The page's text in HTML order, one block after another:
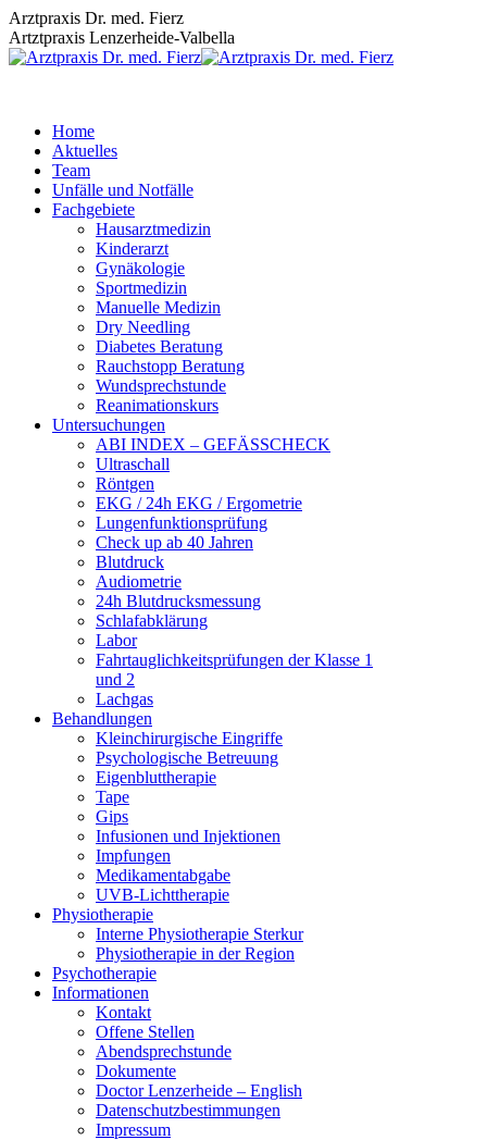
Zum
Inhalt
springen
Arztpraxis Dr. med. Fierz
Artztpraxis Lenzerheide-Valbella
Home
Aktuelles
Team
Unfälle und Notfälle
Fachgebiete
Hausarztmedizin
Kinderarzt
Gynäkologie
Sportmedizin
Manuelle Medizin
Dry Needling
Diabetes Beratung
Rauchstopp Beratung
Wundsprechstunde
Reanimationskurs
Untersuchungen
ABI INDEX – GEFÄSSCHECK
Ultraschall
Röntgen
EKG / 24h EKG / Ergometrie
Lungenfunktionsprüfung
Check up ab 40 Jahren
Blutdruck
Audiometrie
24h Blutdrucksmessung
Schlafabklärung
Labor
Fahrtauglichkeitsprüfungen der Klasse 1
und 2
Lachgas
Behandlungen
Kleinchirurgische Eingriffe
Psychologische Betreuung
Eigenbluttherapie
Tape
Gips
Infusionen und Injektionen
Impfungen
Medikamentabgabe
UVB-Lichttherapie
Physiotherapie
Interne Physiotherapie Sterkur
Physiotherapie in der Region
Psychotherapie
Informationen
Kontakt
Offene Stellen
Abendsprechstunde
Dokumente
Doctor Lenzerheide – English
Datenschutzbestimmungen
Impressum